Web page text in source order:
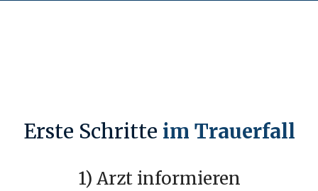
Erste Schritte im Trauerfall
1) Arzt informieren